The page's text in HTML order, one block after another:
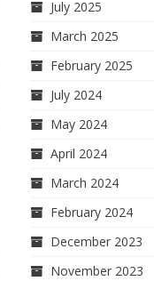
July 2025
March 2025
February 2025
July 2024
May 2024
April 2024
March 2024
February 2024
December 2023
November 2023